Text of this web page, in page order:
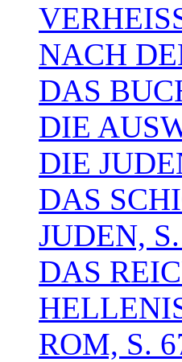
NACH
DAS
DIE
DIE
DAS
JUDEN,
DAS
ROM, S.